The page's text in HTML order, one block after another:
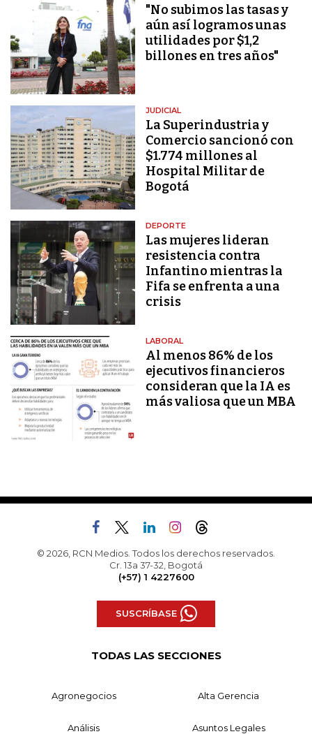
"No subimos las tasas y
aún así logramos unas
utilidades por $1,2
billones en tres años"
JUDICIAL
La Superindustria y
Comercio sancionó con
$1.774 millones al
Hospital Militar de
Bogotá
DEPORTE
Las mujeres lideran
resistencia contra
Infantino mientras la
Fifa se enfrenta a una
crisis
LABORAL
Al menos 86% de los
ejecutivos financieros
consideran que la IA es
más valiosa que un MBA
© 2026, RCN Medios. Todos los derechos reservados.
Cr. 13a 37-32, Bogotá
(+57) 1 4227600
SUSCRÍBASE
TODAS LAS SECCIONES
Agronegocios Alta Gerencia
Análisis Asuntos Legales